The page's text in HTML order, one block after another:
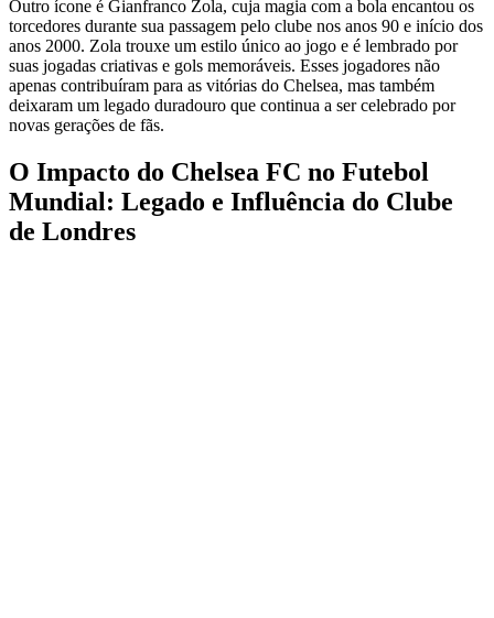
Outro ícone é Gianfranco Zola, cuja magia com a bola encantou os
torcedores durante sua passagem pelo clube nos anos 90 e início dos
anos 2000. Zola trouxe um estilo único ao jogo e é lembrado por
suas jogadas criativas e gols memoráveis. Esses jogadores não
apenas contribuíram para as vitórias do Chelsea, mas também
deixaram um legado duradouro que continua a ser celebrado por
novas gerações de fãs.
O Impacto do Chelsea FC no Futebol
Mundial: Legado e Influência do Clube
de Londres